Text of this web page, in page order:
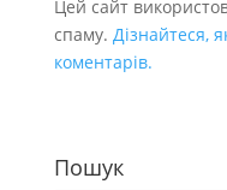
Цей сайт
спаму. Дізнайтеся,
коментарів.
Пошук